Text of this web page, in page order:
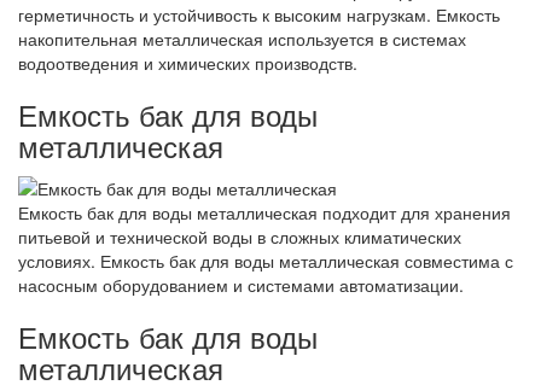
герметичность и устойчивость к высоким нагрузкам. Емкость
накопительная металлическая используется в системах
водоотведения и химических производств.
Емкость бак для воды
металлическая
Емкость бак для воды металлическая подходит для хранения
питьевой и технической воды в сложных климатических
условиях. Емкость бак для воды металлическая совместима с
насосным оборудованием и системами автоматизации.
Емкость бак для воды
металлическая